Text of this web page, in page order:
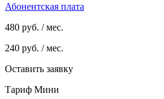
Абонентская плата
480 руб. / мес.
240 руб. / мес.
Оставить заявку
Тариф Мини